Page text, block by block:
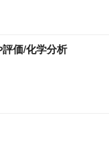
価/化学分析